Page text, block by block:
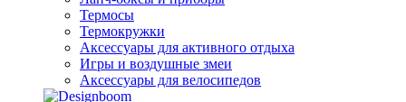
Термосы
Термокружки
Аксессуары для активного отдыха
Игры и воздушные змеи
Аксессуары для велосипедов